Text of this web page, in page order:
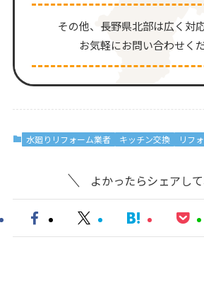
その他、⻑野県北部は広く対
お気軽にお問い合わせく
水廻りリフォーム業者 キッチン交換 リフ
よかったらシェアして